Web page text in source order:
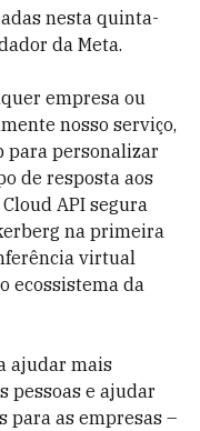
nesta quinta-
da Meta.
empresa ou
nosso serviço,
para personalizar
de resposta aos
API segura
na primeira
virtual
ecossistema da
ajudar mais
pessoas e ajudar
para as empresas –